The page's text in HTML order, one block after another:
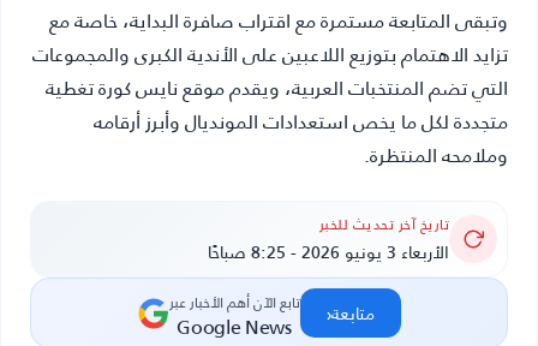
وتبقى المتابعة مستمرة مع اقتراب صافرة البداية، خاصة مع
تزايد الاهتمام بتوزيع اللاعبين على الأندية الكبرى والمجموعات
التي تضم المنتخبات العربية، ويقدم موقعنايس كورةتغطية
متجددة لكل ما يخص استعدادات المونديال وأبرز أرقامه
وملامحه المنتظرة.
تاريخ آخر تحديث للخبر
الأربعاء 3 يونيو 2026 - 8:25 صباحًا
تابع الآن أهم الأخبار عبر
Google News متابعة‹